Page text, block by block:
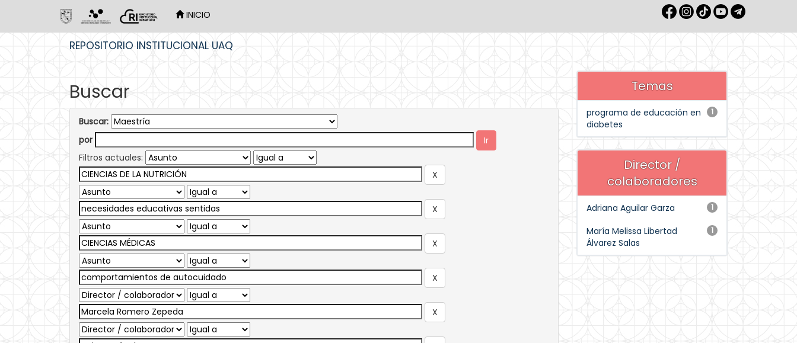
INICIO
REPOSITORIO INSTITUCIONAL UAQ
Buscar
Buscar:
por
Filtros actuales:
Temas
1
programa de educación en
diabetes
Director /
colaboradores
1
Adriana Aguilar Garza
1
María Melissa Libertad
Álvarez Salas